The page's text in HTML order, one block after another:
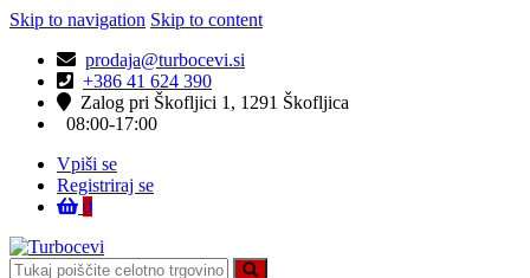
Skip to navigation Skip to content
prodaja@turbocevi.si
+386 41 624 390
Zalog pri Škofljici 1, 1291 Škofljica
08:00-17:00
Vpiši se
Registriraj se
0
Turbocevi